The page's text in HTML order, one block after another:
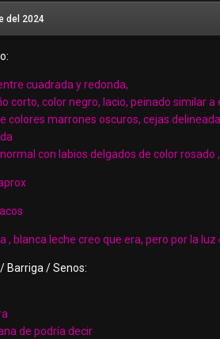
del 2024
cuadrada y redonda,
corto, color negro, lacio, peinado similar a
colores marrones oscuros, cejas
con labios delgados de color rosado
, blanca leche creo que era, pero por la
Barriga / Senos:
de podría decir